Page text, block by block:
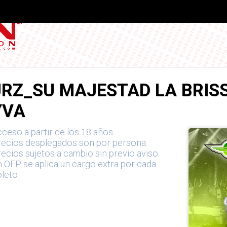
MAJESTAD LA
a partir de los 18 años.
desplegados son por persona.
sujetos a cambio sin previo aviso.
OFP se aplica un cargo extra por cada